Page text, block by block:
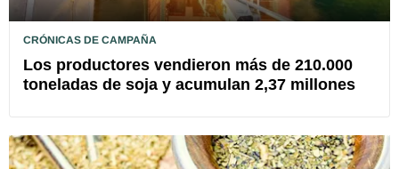
CRÓNICAS DE CAMPAÑA
Los productores vendieron más de 210.000
toneladas de soja y acumulan 2,37 millones